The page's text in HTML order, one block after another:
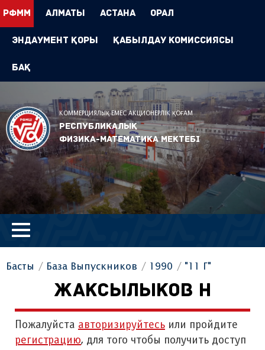
РФММ Алматы Астана Орал
Эндаумент Қоры Қабылдау комиссиясы
БАҚ
КОММЕРЦИЯЛЫҚ ЕМЕС АКЦИОНЕРЛІК ҚОҒАМ
Республикалық
физика-математика мектебі
Басты База Выпускников 1990 "11 Г"
ЖАКСЫЛЫКОВ Н
Пожалуйста авторизируйтесь или пройдите
регистрацию, для того чтобы получить доступ